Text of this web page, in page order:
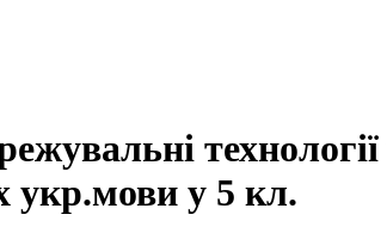
укр.мови у 5 кл.